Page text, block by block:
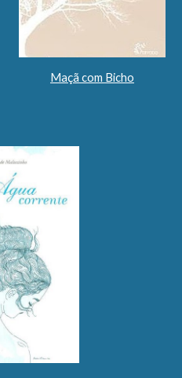
Maçã com Bicho